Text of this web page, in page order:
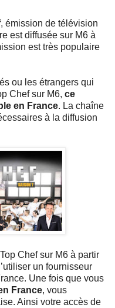
, émission de télévision
est diffusée sur M6 à
est très populaire
ou les étrangers qui
Chef sur M6, ce
en France. La chaîne
à la diffusion
Chef sur M6 à partir
un fournisseur
Une fois que vous
France, vous
Ainsi votre accès de